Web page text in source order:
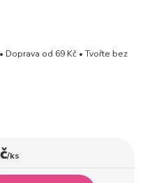
Doprava od 69 Kč • Tvořte bez
/ks